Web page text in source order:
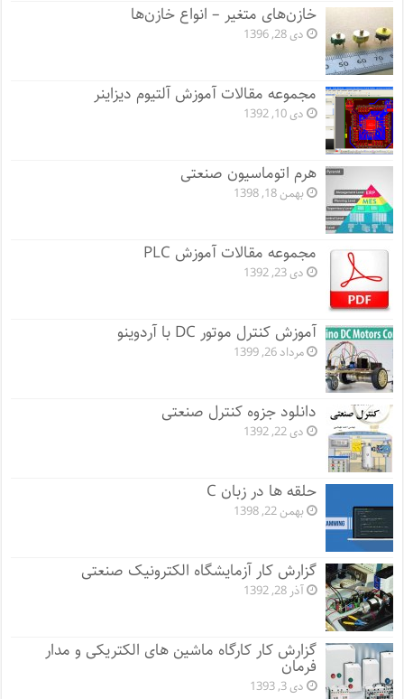
خازن‌های متغیر – انواع خازن‌ها
دی 28, 1396
مجموعه مقالات آموزش آلتیوم دیزاینر
دی 10, 1392
هرم اتوماسیون صنعتی
بهمن 18, 1398
مجموعه مقالات آموزش PLC
دی 23, 1392
آموزش کنترل موتور DC با آردوینو
مرداد 26, 1399
دانلود جزوه کنترل صنعتی
دی 22, 1392
حلقه ها در زبان C
بهمن 22, 1398
گزارش کار آزمایشگاه الکترونیک صنعتی
آذر 28, 1392
گزارش کار کارگاه ماشین های الکتریکی و مدار
فرمان
دی 3, 1393